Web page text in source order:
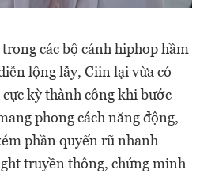
các bộ cánh hiphop hầm
lộng lẫy, Ciin lại vừa có
kỳ thành công khi bước
phong cách năng động,
phần quyến rũ nhanh
truyền thông, chứng minh